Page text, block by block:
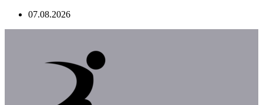
Перейти07.08.2026